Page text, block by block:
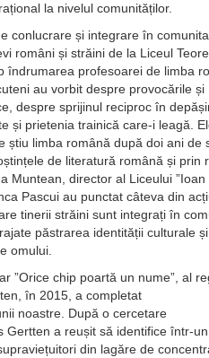
la nivelul comunităților.
conlucrare și integrare în
români și străini de la Liceul
îndrumarea profesoarei de limba
au vorbit despre provocările și
despre sprijinul reciproc în
și prietenia trainică care-i leagă.
știu limba română după doi ani de
de literatură română și prin
Muntean, director al Liceului ”Ioan
Pascui au punctat câteva din
tinerii străini sunt integrați în
păstrarea identității culturale
omului.
”Orice chip poartă un nume”, al
în 2015, a completat
noastre. După o cercetare
Gertten a reușit să identifice într-
din lagăre de